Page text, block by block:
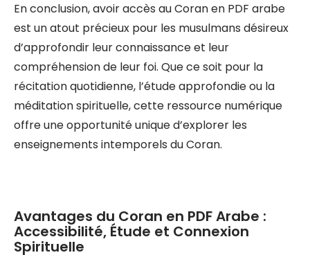
En conclusion, avoir accès au Coran en PDF arabe
est un atout précieux pour les musulmans désireux
d’approfondir leur connaissance et leur
compréhension de leur foi. Que ce soit pour la
récitation quotidienne, l’étude approfondie ou la
méditation spirituelle, cette ressource numérique
offre une opportunité unique d’explorer les
enseignements intemporels du Coran.
Avantages du Coran en PDF Arabe :
Accessibilité, Étude et Connexion
Spirituelle